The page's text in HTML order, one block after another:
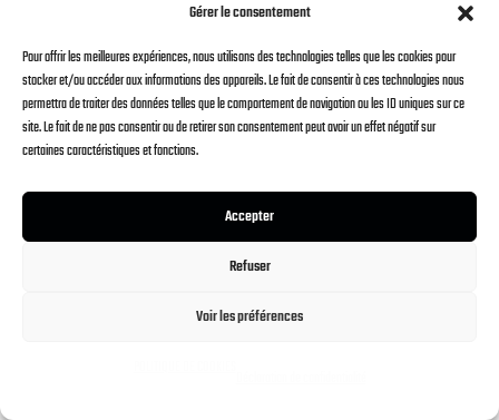
Gérer le consentement
Pour offrir les meilleures expériences, nous utilisons des technologies telles que les cookies pour
stocker et/ou accéder aux informations des appareils. Le fait de consentir à ces technologies nous
permettra de traiter des données telles que le comportement de navigation ou les ID uniques sur ce
site. Le fait de ne pas consentir ou de retirer son consentement peut avoir un effet négatif sur
certaines caractéristiques et fonctions.
Accepter
Refuser
Voir les préférences
L’Histoire de l’art contemporain –
Jean-Luc Chalumeau
© 2026 Les Bases en Art
À PROPOS PLAN DU SITE POLITIQUE DE CONFIDENTIALITE